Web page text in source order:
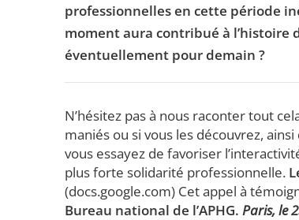
professionnelles en cette période
moment aura contribué à l’histoire
éventuellement pour demain ?
N’hésitez pas à nous raconter tout
maniés ou si vous les découvrez,
vous essayez de favoriser
plus forte solidarité professionnelle.
(docs.google.com) Cet appel à
Bureau national de l’APHG. Paris, le